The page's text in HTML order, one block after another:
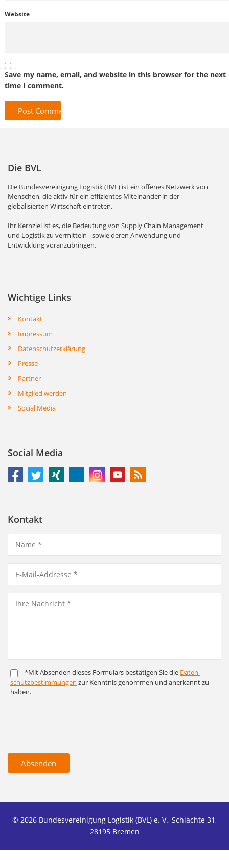
Website
Save my name, email, and website in this browser for the next
time I comment.
Die BVL
Die Bundesvereinigung Logistik (BVL) ist ein offenes Netzwerk von
Menschen, die aktiv für ein effizientes Miteinander in der
globalisierten Wirtschaft eintreten.
Ihr Kernziel ist es, die Bedeutung von Supply Chain Management
und Logistik zu vermitteln - sowie deren Anwendung und
Entwicklung voranzubringen.
Wichtige Links
Kontakt
Impressum
Datenschutzerklärung
Presse
Partner
Mitglied werden
Social Media
Social Media
Kontakt
*Mit Absenden dieses Formulars bestätigen Sie die Daten­
schutz­bestim­mungen zur Kenntnis genommen und anerkannt zu
haben.
Absenden
© 2026 Bundesvereinigung Logistik (BVL) e. V., Schlachte 31,
28195 Bremen